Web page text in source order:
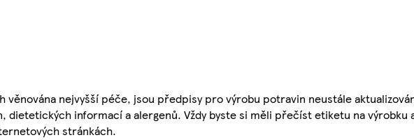
nejvyšší péče, jsou předpisy pro výrobu potravin neustále
dietetických informací a alergenů. Vždy byste si měli přečíst etiketu na výrobku
stránkách.